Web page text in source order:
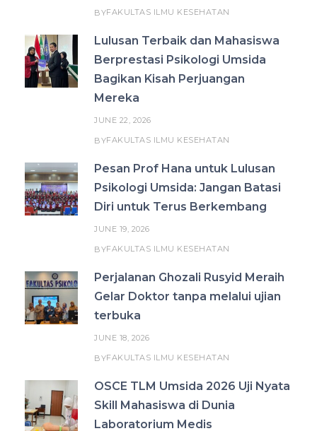
BYFAKULTAS ILMU KESEHATAN
Lulusan Terbaik dan Mahasiswa
Berprestasi Psikologi Umsida
Bagikan Kisah Perjuangan
Mereka
JUNE 22, 2026
BYFAKULTAS ILMU KESEHATAN
Pesan Prof Hana untuk Lulusan
Psikologi Umsida: Jangan Batasi
Diri untuk Terus Berkembang
JUNE 19, 2026
BYFAKULTAS ILMU KESEHATAN
Perjalanan Ghozali Rusyid Meraih
Gelar Doktor tanpa melalui ujian
terbuka
JUNE 18, 2026
BYFAKULTAS ILMU KESEHATAN
OSCE TLM Umsida 2026 Uji Nyata
Skill Mahasiswa di Dunia
Laboratorium Medis